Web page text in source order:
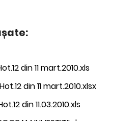
din 11 mart.2010.xls
din 11 mart.2010.xlsx
din 11.03.2010.xls